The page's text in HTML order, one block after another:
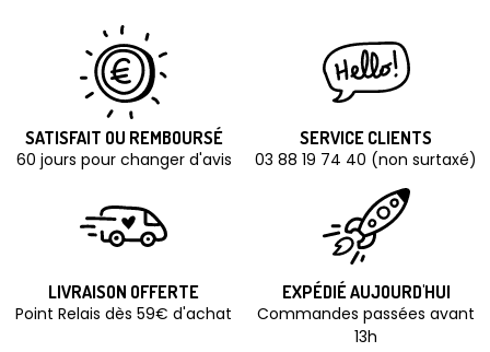
SATISFAIT OU REMBOURSÉ
60 jours pour changer d'avis
SERVICE CLIENTS
03 88 19 74 40 (non surtaxé)
LIVRAISON OFFERTE
Point Relais dès 59€ d'achat
EXPÉDIÉ AUJOURD'HUI
Commandes passées avant
13h